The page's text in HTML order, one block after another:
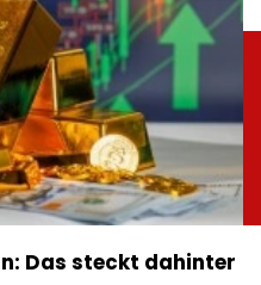
Das steckt dahinter